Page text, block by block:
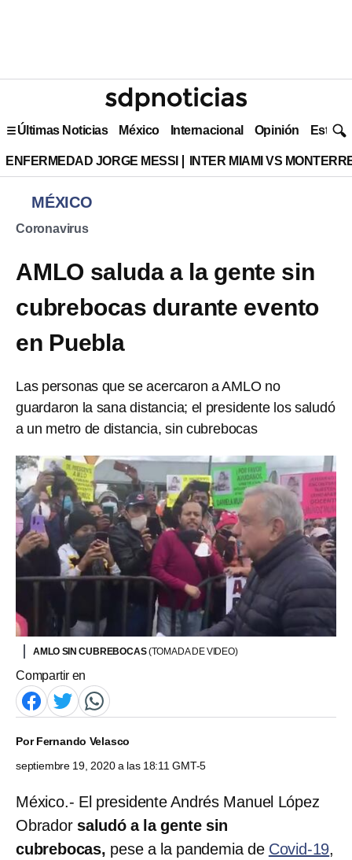
Últimas Noticias México Internacional Opinión Estilo
ENFERMEDAD JORGE MESSI INTER MIAMI VS
MÉXICO
Coronavirus
AMLO saluda a la gente sin
cubrebocas durante evento
en Puebla
Las personas que se acercaron a AMLO no
guardaron la sana distancia; el presidente los saludó
a un metro de distancia, sin cubrebocas
AMLO SIN CUBREBOCAS(TOMADA DE VIDEO)
Compartir en
PorFernando Velasco
septiembre 19, 2020 a las 18:11 GMT-5
México.- El presidente Andrés Manuel López
Obradorsaludó a la gente sin
cubrebocas, pese a la pandemia de Covid-19,